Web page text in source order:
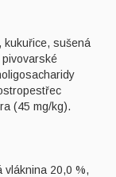
kukuřice, sušená
(45 mg/kg).
vláknina 20,0 %,